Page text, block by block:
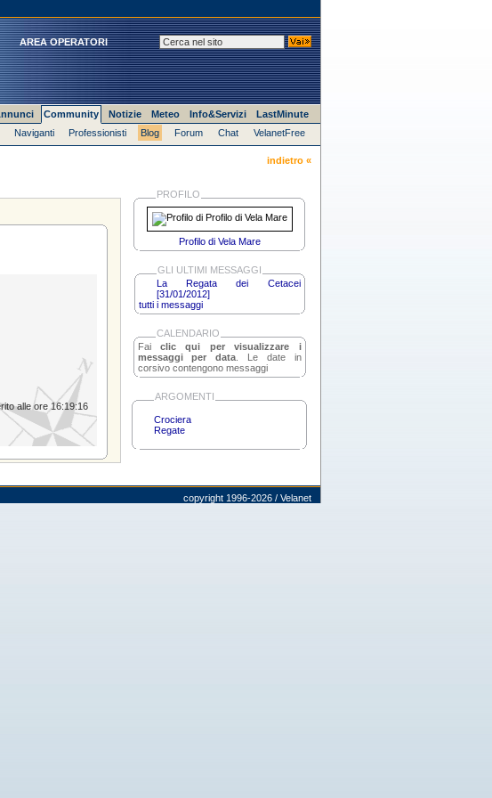
AREA OPERATORI
Community Notizie Meteo Info&Servizi
LastMinute
Naviganti Professionisti Blog Forum Chat VelanetFree
indietro «
alle ore 16:19:16
PROFILO
Profilo di Vela Mare
GLI ULTIMI MESSAGGI
La Regata dei Cetacei
[31/01/2012]
tutti i messaggi
CALENDARIO
Fai clic qui per visualizzare i
messaggi per data . Le date in
corsivo contengono messaggi
ARGOMENTI
Crociera
Regate
copyright 1996-2026 / Velanet